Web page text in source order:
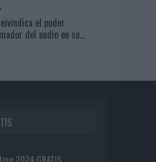
el poder
del audio en su...
2024 GRATIS